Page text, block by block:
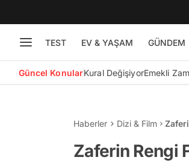
TEST EV & YAŞAM GÜNDEM
Güncel KonularKural DeğişiyorEmekli
Haberler Dizi & Film
Zaferin Rengi